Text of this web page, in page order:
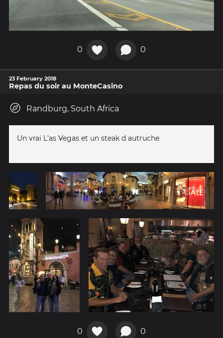
0 0
23 February 2018
Repas du soir au MonteCasino
Randburg, South Africa
Un vrai L'as Vegas et un steak d autruche
0 0